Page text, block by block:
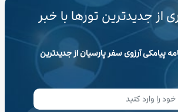
از جدیدترین تورها با خبر
پیامکی آرزوی سفر پارسیان از جدیدترین